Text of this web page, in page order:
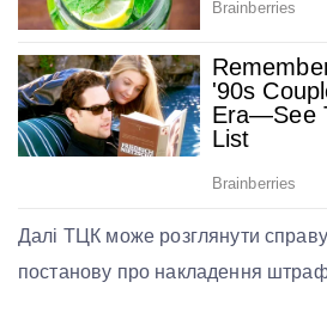
Далі ТЦК може розглянути справу
постанову про накладення